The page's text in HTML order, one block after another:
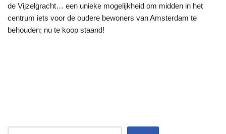
de Vijzelgracht… een unieke mogelijkheid om midden in het
centrum iets voor de oudere bewoners van Amsterdam te
behouden; nu te koop staand!